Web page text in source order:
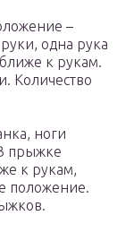
–
одна рука
ближе к рукам.
Количество
ноги
прыжке
к рукам,
положение.